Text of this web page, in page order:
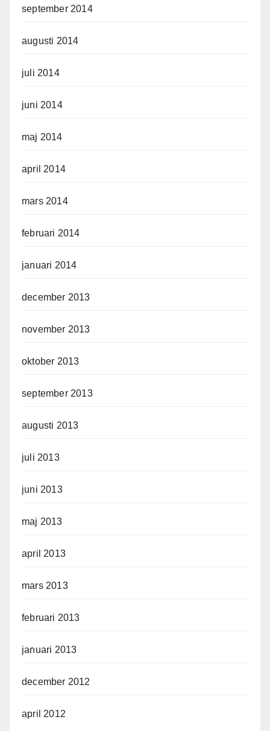
september 2014
augusti 2014
juli 2014
juni 2014
maj 2014
april 2014
mars 2014
februari 2014
januari 2014
december 2013
november 2013
oktober 2013
september 2013
augusti 2013
juli 2013
juni 2013
maj 2013
april 2013
mars 2013
februari 2013
januari 2013
december 2012
april 2012